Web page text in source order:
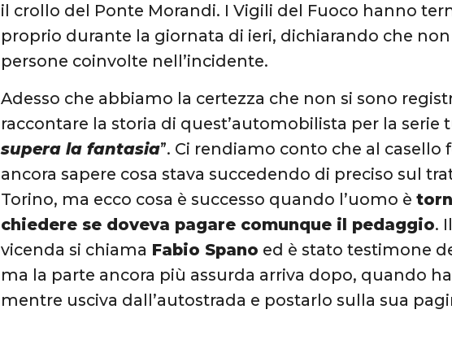
il crollo del Ponte Morandi. I Vigili del Fuoco hanno
proprio durante la giornata di ieri, dichiarando che
persone coinvolte nell’incidente.
Adesso che abbiamo la certezza che non si sono
raccontare la storia di quest’automobilista per la serie
supera la fantasia”. Ci rendiamo conto che al casello
ancora sapere cosa stava succedendo di preciso sul
Torino, ma ecco cosa è successo quando l’uomo è
chiedere se doveva pagare comunque il pedaggio.
vicenda si chiama Fabio Spano ed è stato testimone
ma la parte ancora più assurda arriva dopo, quando
mentre usciva dall’autostrada e postarlo sulla sua